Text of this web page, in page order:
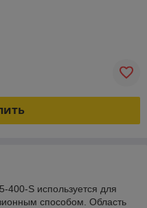
400-S используется для
способом. Область